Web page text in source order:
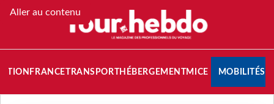
Aller au contenu
FRANCETRANSPORT HÉBERGEMENTMICE MOBILITÉS